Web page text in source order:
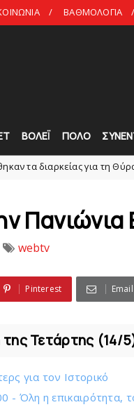
ΒΑΘΜΟΛΟΓΙΑ
ΒΟΛΕΪ ΠΟΛΟ
για τη Θύρα 2
webtv
Pinterest Email
της Τετάρτης (14/
για τον Ιστορικό
Όλη η επικαιρότητα,